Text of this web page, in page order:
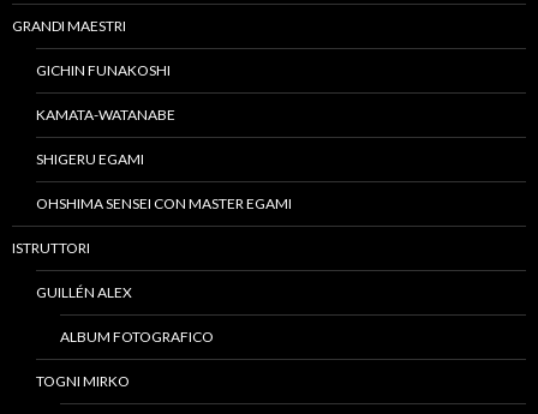
GRANDI MAESTRI
GICHIN FUNAKOSHI
KAMATA-WATANABE
SHIGERU EGAMI
OHSHIMA SENSEI CON MASTER EGAMI
ISTRUTTORI
GUILLÉN ALEX
ALBUM FOTOGRAFICO
TOGNI MIRKO